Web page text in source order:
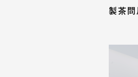
製茶